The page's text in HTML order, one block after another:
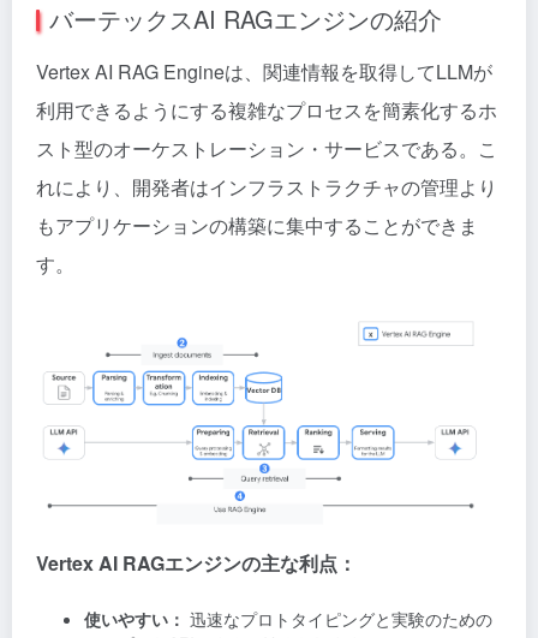
バーテックスAI RAGエンジンの紹介
Vertex AI RAG Engineは、関連情報を取得してLLMが
利用できるようにする複雑なプロセスを簡素化するホ
スト型のオーケストレーション・サービスである。こ
れにより、開発者はインフラストラクチャの管理より
もアプリケーションの構築に集中することができま
す。
Vertex AI RAGエンジンの主な利点：
使いやすい： 迅速なプロトタイピングと実験のための